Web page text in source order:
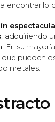
encontrar lo
, adquiriendo
. En su
pueden
metales.